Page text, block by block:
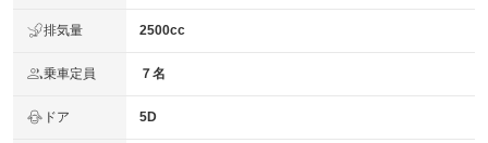
排気量 2500cc
乗車定員 ７名
ドア 5D